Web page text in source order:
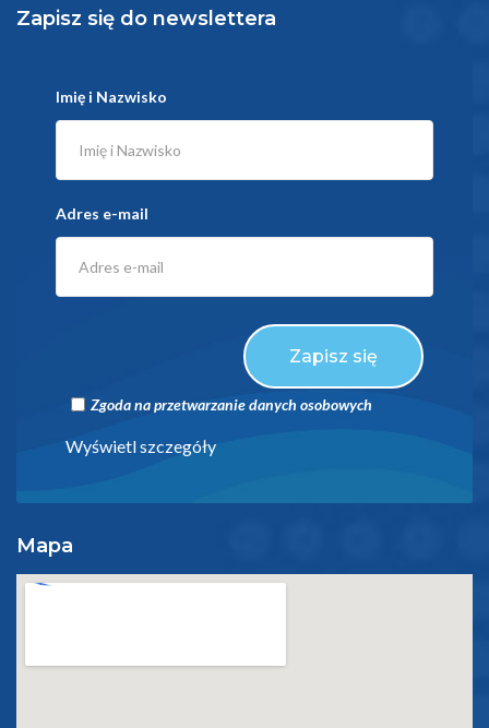
Zapisz się do newslettera
Imię i Nazwisko
Adres e-mail
Zapisz się
Zgoda na przetwarzanie danych osobowych
Wyświetl szczegóły
Mapa